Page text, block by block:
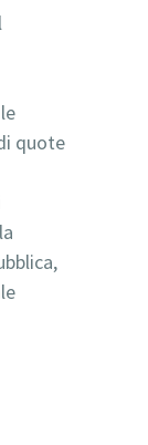
quote